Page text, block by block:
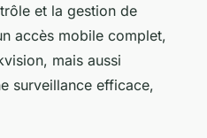
et la gestion de
accès mobile complet,
mais aussi
surveillance efficace,